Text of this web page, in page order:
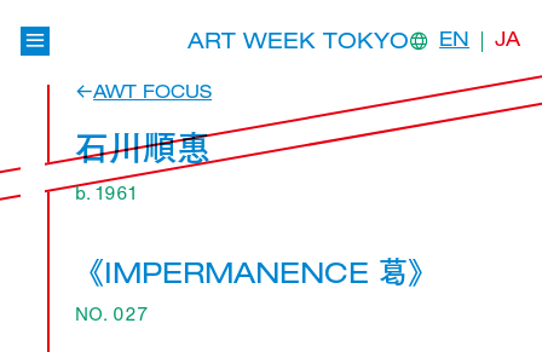
ART WEEK TOKYO EN JA
AWT FOCUS
石川順惠
b. 1961
《IMPERMANENCE 葛》
NO. 027